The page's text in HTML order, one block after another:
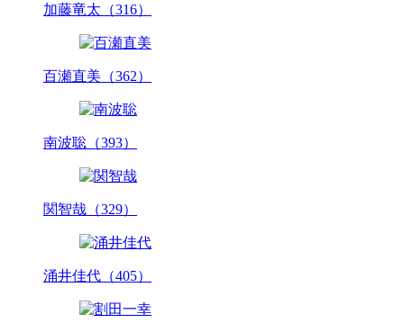
加藤竜太（316）
百瀬直美（362）
南波聡（393）
関智哉（329）
涌井佳代（405）